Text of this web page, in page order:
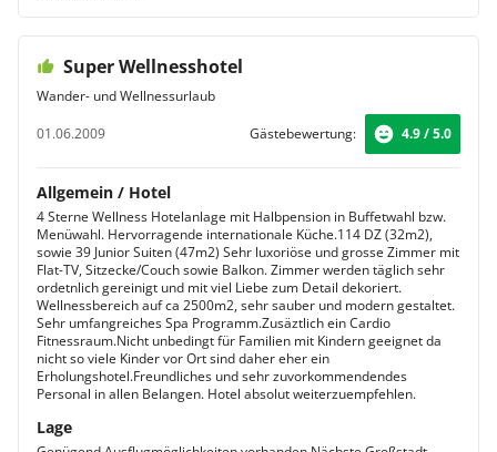
Super Wellnesshotel
Wander- und Wellnessurlaub
01.06.2009
Gästebewertung: 4.9 / 5.0
Allgemein / Hotel
4 Sterne Wellness Hotelanlage mit Halbpension in Buffetwahl bzw.
Menüwahl. Hervorragende internationale Küche.114 DZ (32m2),
sowie 39 Junior Suiten (47m2) Sehr luxoriöse und grosse Zimmer mit
Flat-TV, Sitzecke/Couch sowie Balkon. Zimmer werden täglich sehr
ordetnlich gereinigt und mit viel Liebe zum Detail dekoriert.
Wellnessbereich auf ca 2500m2, sehr sauber und modern gestaltet.
Sehr umfangreiches Spa Programm.Zusäztlich ein Cardio
Fitnessraum.Nicht unbedingt für Familien mit Kindern geeignet da
nicht so viele Kinder vor Ort sind daher eher ein
Erholungshotel.Freundliches und sehr zuvorkommendendes
Personal in allen Belangen. Hotel absolut weiterzuempfehlen.
Lage